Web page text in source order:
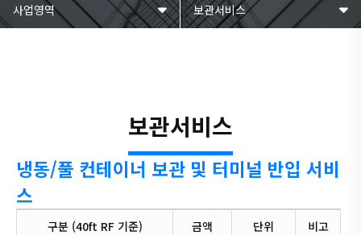
사업영역 보관서비스
보관서비스
냉동/풀 컨테이너 보관 및 터미널 반입 서비
스
구분 (40ft RF 기준) 금액 단위 비고